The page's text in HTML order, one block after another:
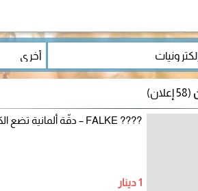
(58 إعلان)
???? FALKE – دقّة ألمانية تضع الكنوز بين يديك ????
1 دينار